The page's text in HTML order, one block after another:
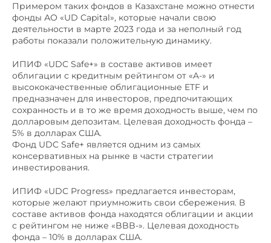
Примером таких фондов в Казахстане можно отнести
фонды АО «UD Capital», которые начали свою
деятельности в марте 2023 года и за неполный год
работы показали положительную динамику.
ИПИФ «UDC Safe+» в составе активов имеет
облигации с кредитным рейтингом от «A-» и
высококачественные облигационные ETF и
предназначен для инвесторов, предпочитающих
сохранность и в то же время доходность выше, чем по
долларовым депозитам. Целевая доходность фонда –
5% в долларах США.
Фонд UDC Safe+ является одним из самых
консервативных на рынке в части стратегии
инвестирования.
ИПИФ «UDC Progress» предлагается инвесторам,
которые желают приумножить свои сбережения. В
составе активов фонда находятся облигации и акции
с рейтингом не ниже «BBB-». Целевая доходность
фонда – 10% в долларах США.